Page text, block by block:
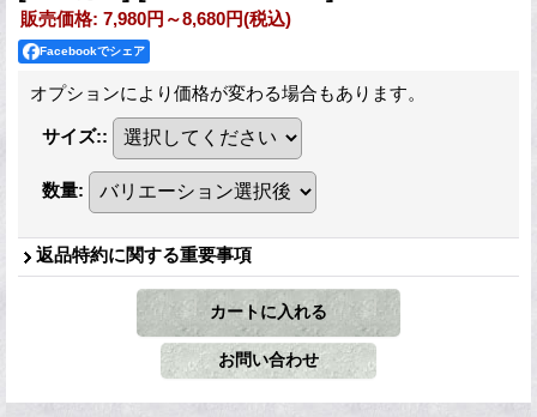
販売価格: 7,980円～8,680円(税込)
Facebookでシェア
オプションにより価格が変わる場合もあります。
サイズ::
数量:
返品特約に関する重要事項